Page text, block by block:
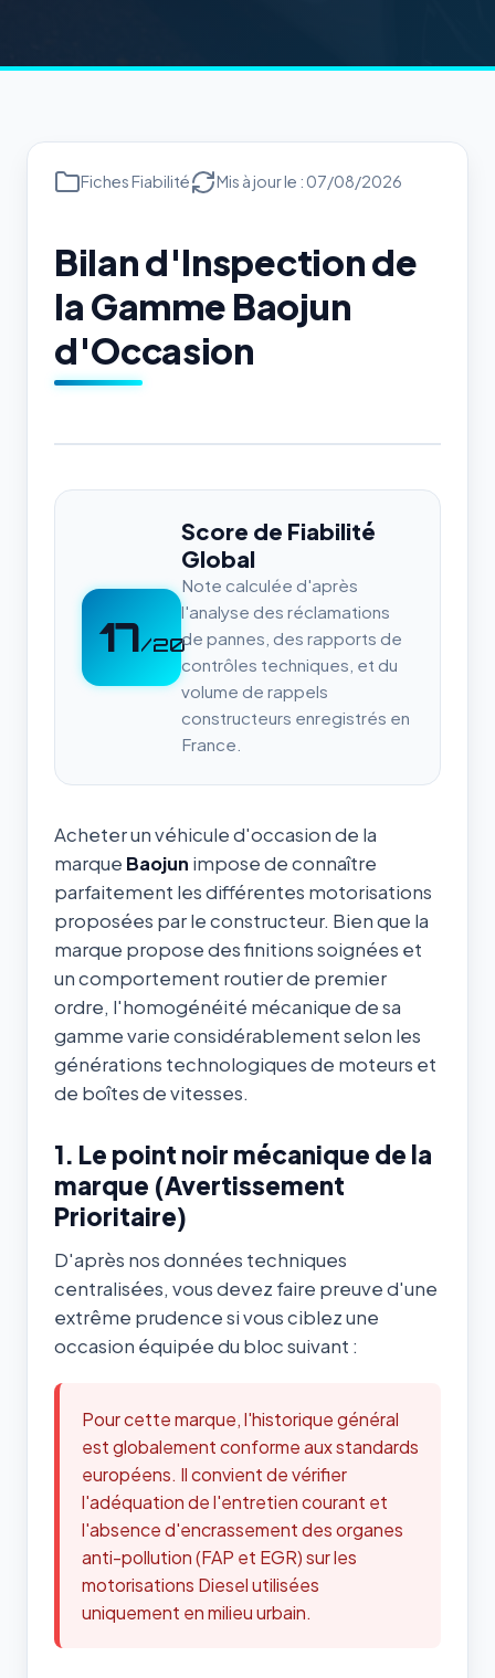
Fiches Fiabilité Mis à jour le : 07/08/2026
Bilan d'Inspection de
la Gamme Baojun
d'Occasion
17/20
Score de Fiabilité
Global
Note calculée d'après
l'analyse des réclamations
de pannes, des rapports de
contrôles techniques, et du
volume de rappels
constructeurs enregistrés en
France.
Acheter un véhicule d'occasion de la
marque Baojun impose de connaître
parfaitement les différentes motorisations
proposées par le constructeur. Bien que la
marque propose des finitions soignées et
un comportement routier de premier
ordre, l'homogénéité mécanique de sa
gamme varie considérablement selon les
générations technologiques de moteurs et
de boîtes de vitesses.
1. Le point noir mécanique de la
marque (Avertissement
Prioritaire)
D'après nos données techniques
centralisées, vous devez faire preuve d'une
extrême prudence si vous ciblez une
occasion équipée du bloc suivant :
Pour cette marque, l'historique général
est globalement conforme aux standards
européens. Il convient de vérifier
l'adéquation de l'entretien courant et
l'absence d'encrassement des organes
anti-pollution (FAP et EGR) sur les
motorisations Diesel utilisées
uniquement en milieu urbain.